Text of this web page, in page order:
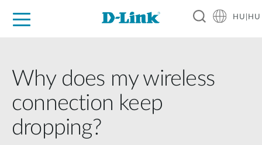
HU|HU
Why does my wireless
connection keep
dropping?